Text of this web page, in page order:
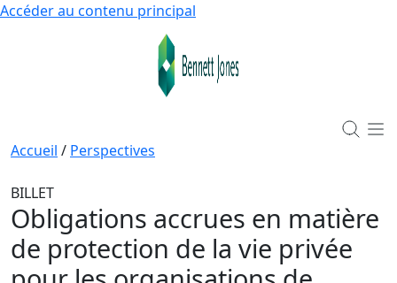
Accéder au contenu principal
Accueil / Perspectives
BILLET
Obligations accrues en matière
de protection de la vie privée